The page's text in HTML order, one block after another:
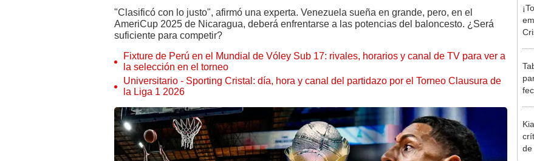
"Clasificó con lo justo", afirmó una experta. Venezuela sueña en grande, pero, en el
AmeriCup 2025 de Nicaragua, deberá enfrentarse a las potencias del baloncesto. ¿Será
suficiente para competir?
Fixture de Perú en el Mundial de Vóley Sub 17: rivales, horarios y canal de TV para ver a
la selección en el torneo
Universitario - Sporting Cristal: día, hora y canal del partidazo por el Torneo Clausura de
la Liga 1 2026
de